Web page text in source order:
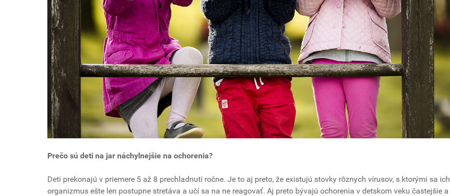
Prečo sú deti na jar náchylnejšie na ochorenia?
Deti prekonajú v priemere 5 až 8 prechladnutí ročne. Je to aj preto, že existujú stovky rôznych vírusov, s ktorými sa ich
organizmus ešte len postupne stretáva a učí sa na ne reagovať. Aj preto bývajú ochorenia v detskom veku častejšie a